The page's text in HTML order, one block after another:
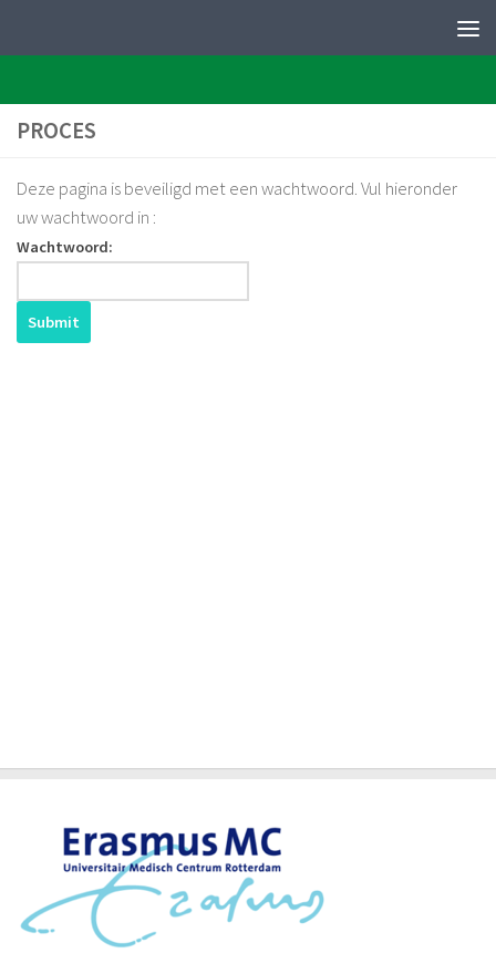
PERFEQTOS
PROCES
Deze pagina is beveiligd met een wachtwoord. Vul hieronder
uw wachtwoord in :
Wachtwoord: